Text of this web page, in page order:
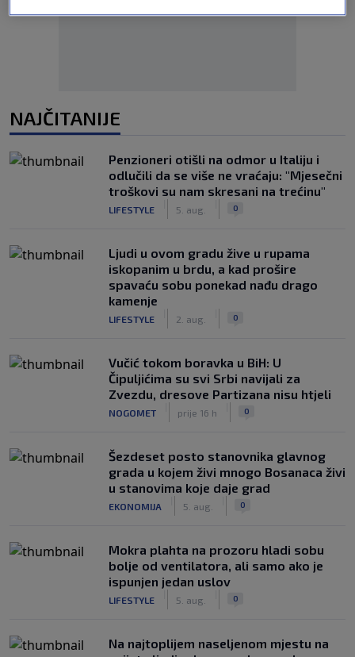
NAJČITANIJE
Penzioneri otišli na odmor u Italiju i
odlučili da se više ne vraćaju: "Mjesečni
troškovi su nam skresani na trećinu"
LIFESTYLE 5. aug. 0
Ljudi u ovom gradu žive u rupama
iskopanim u brdu, a kad prošire
spavaću sobu ponekad nađu drago
kamenje
LIFESTYLE 2. aug. 0
Vučić tokom boravka u BiH: U
Čipuljićima su svi Srbi navijali za
Zvezdu, dresove Partizana nisu htjeli
NOGOMET prije 16 h 0
Šezdeset posto stanovnika glavnog
grada u kojem živi mnogo Bosanaca živi
u stanovima koje daje grad
EKONOMIJA 5. aug. 0
Mokra plahta na prozoru hladi sobu
bolje od ventilatora, ali samo ako je
ispunjen jedan uslov
LIFESTYLE 5. aug. 0
Na najtoplijem naseljenom mjestu na